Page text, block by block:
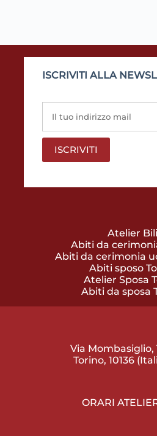
ISCRIVITI ALLA
Atelier Bili
Abiti da
Abiti da cerimonia
Abiti sposo
Atelier Sposa
Abiti da sposa
Via Mombasiglio,
Torino, 10136
ORARI